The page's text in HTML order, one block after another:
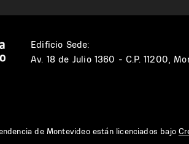
Edificio Sede:
Av. 18 de Julio 1360 - C.P. 11200,
de Montevideo están licenciados bajo